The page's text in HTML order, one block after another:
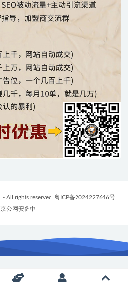
- All rights reserved 粤ICP备2024227646号
京公网安备中